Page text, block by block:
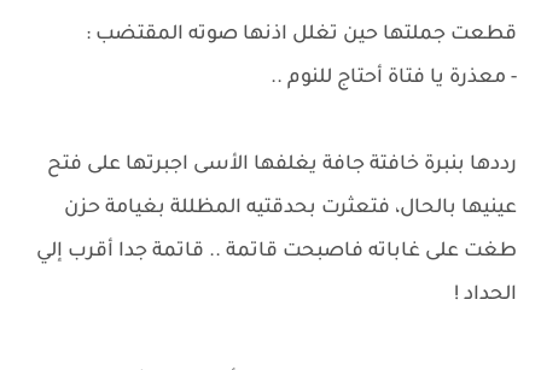
قطعت جملتها حين تغلل اذنها صوته المقتضب :
- معذرة يا فتاة أحتاج للنوم ..
رددها بنبرة خافتة جافة يغلفها الأسى اجبرتها على فتح
عينيها بالحال، فتعثرت بحدقتيه المظللة بغيامة حزن
طغت على غاباته فاصبحت قاتمة .. قاتمة جدا أقرب إلي
الحداد !